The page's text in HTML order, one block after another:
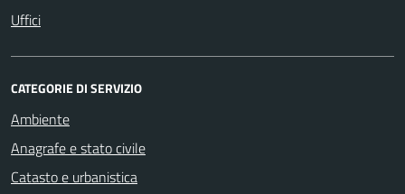
Uffici
CATEGORIE DI SERVIZIO
Ambiente
Anagrafe e stato civile
Catasto e urbanistica